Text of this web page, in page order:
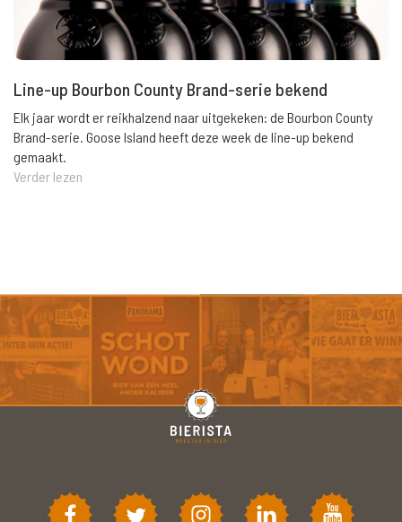
Line-up Bourbon County Brand-serie bekend
Elk jaar wordt er reikhalzend naar uitgekeken: de Bourbon County
Brand-serie. Goose Island heeft deze week de line-up bekend
gemaakt.
Verder lezen